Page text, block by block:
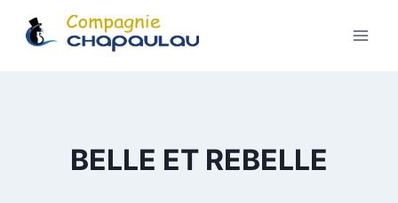
BELLE ET REBELLE